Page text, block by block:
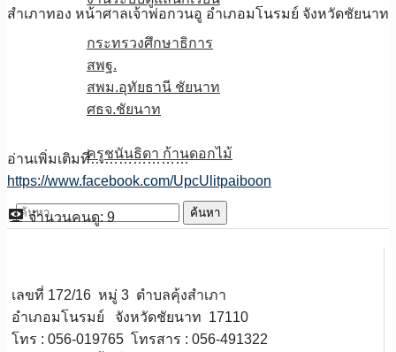
หน่วยงานเกี่ยวข้อง
กระทรวงศึกษาธิการ
สพฐ.
สพม.อุทัยธานี ชัยนาท
ศธจ.ชัยนาท
ครูชนันธิดา ก้านดอกไม้
ติดต่อเรา
ค้นหา
สำหรับ:
สำเภาทอง หน้าศาลเจ้าพ่อกวนอู อำเภอมโนรมย์ จังหวัดชัยนาท
อ่านเพิ่มเติมที่…………………
https://www.facebook.com/UpcUlitpaiboon
จำนวนคนดู: 9
เลขที่ 172/16 หมู่ 3 ตำบลคุ้งสำเภา
อำเภอมโนรมย์ จังหวัดชัยนาท 17110
โทร : 056-019765 โทรสาร : 056-491322